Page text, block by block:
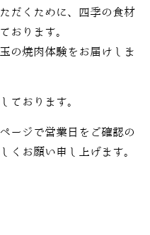
だくために、四季の食材
おります。
の焼肉体験をお届けしま
ております。
ージで営業日をご確認の
くお願い申し上げます。